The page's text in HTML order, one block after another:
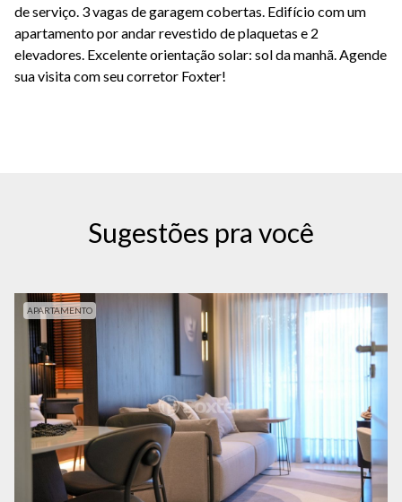
de serviço. 3 vagas de garagem cobertas. Edifício com um
apartamento por andar revestido de plaquetas e 2
elevadores. Excelente orientação solar: sol da manhã. Agende
sua visita com seu corretor Foxter!
Sugestões pra você
APARTAMENTO